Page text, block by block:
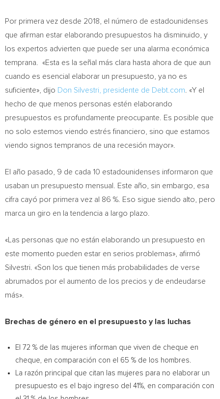
Por primera vez desde 2018, el número de estadounidenses
que afirman estar elaborando presupuestos ha disminuido, y
los expertos advierten que puede ser una alarma económica
temprana. «Esta es la señal más clara hasta ahora de que aun
cuando es esencial elaborar un presupuesto, ya no es
suficiente», dijo Don Silvestri , presidente de Debt.com . «Y el
hecho de que menos personas estén elaborando
presupuestos es profundamente preocupante. Es posible que
no solo estemos viendo estrés financiero, sino que estamos
viendo signos tempranos de una recesión mayor».
El año pasado, 9 de cada 10 estadounidenses informaron que
usaban un presupuesto mensual. Este año, sin embargo, esa
cifra cayó por primera vez al 86 %. Eso sigue siendo alto, pero
marca un giro en la tendencia a largo plazo.
«Las personas que no están elaborando un presupuesto en
este momento pueden estar en serios problemas», afirmó
Silvestri. «Son los que tienen más probabilidades de verse
abrumados por el aumento de los precios y de endeudarse
más».
Brechas de género en el presupuesto y las luchas
El 72 % de las mujeres informan que viven de cheque en
cheque, en comparación con el 65 % de los hombres.
La razón principal que citan las mujeres para no elaborar un
presupuesto es el bajo ingreso del 41%, en comparación con